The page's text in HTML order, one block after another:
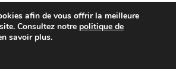
Institute –
afin de vous offrir la meilleure
Consultez notre politique de
savoir plus.